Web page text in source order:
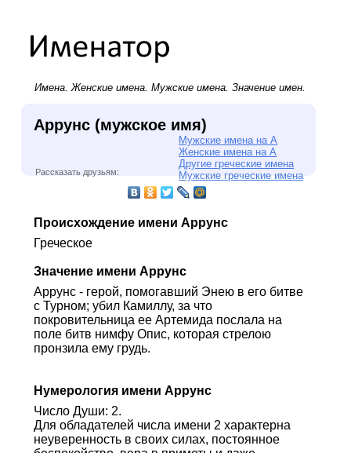
Имена.Женские имена. Мужские имена. Значение имен.
Аррунс (мужское имя)
Мужские имена на А
Женские имена на А
Другие греческие имена
Мужские греческие имена
Рассказать друзьям:
Происхождение имени Аррунс
Греческое
Значение имени Аррунс
Аррунс - герой, помогавший Энею в его битве
с Турном; убил Камиллу, за что
покровительница ее Артемида послала на
поле битв нимфу Опис, которая стрелою
пронзила ему грудь.
Нумерология имени Аррунс
Число Души: 2.
Для обладателей числа имени 2 характерна
неуверенность в своих силах, постоянное